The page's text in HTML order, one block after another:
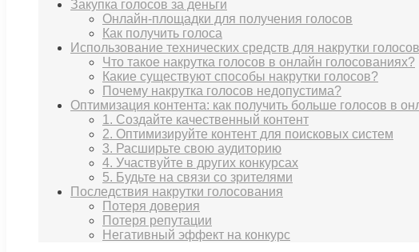
Закупка голосов за деньги
Онлайн-площадки для получения голосов
Как получить голоса
Использование технических средств для накрутки голосов
Что такое накрутка голосов в онлайн голосованиях?
Какие существуют способы накрутки голосов?
Почему накрутка голосов недопустима?
Оптимизация контента: как получить больше голосов в
1. Создайте качественный контент
2. Оптимизируйте контент для поисковых систем
3. Расширьте свою аудиторию
4. Участвуйте в других конкурсах
5. Будьте на связи со зрителями
Последствия накрутки голосования
Потеря доверия
Потеря репутации
Негативный эффект на конкурс